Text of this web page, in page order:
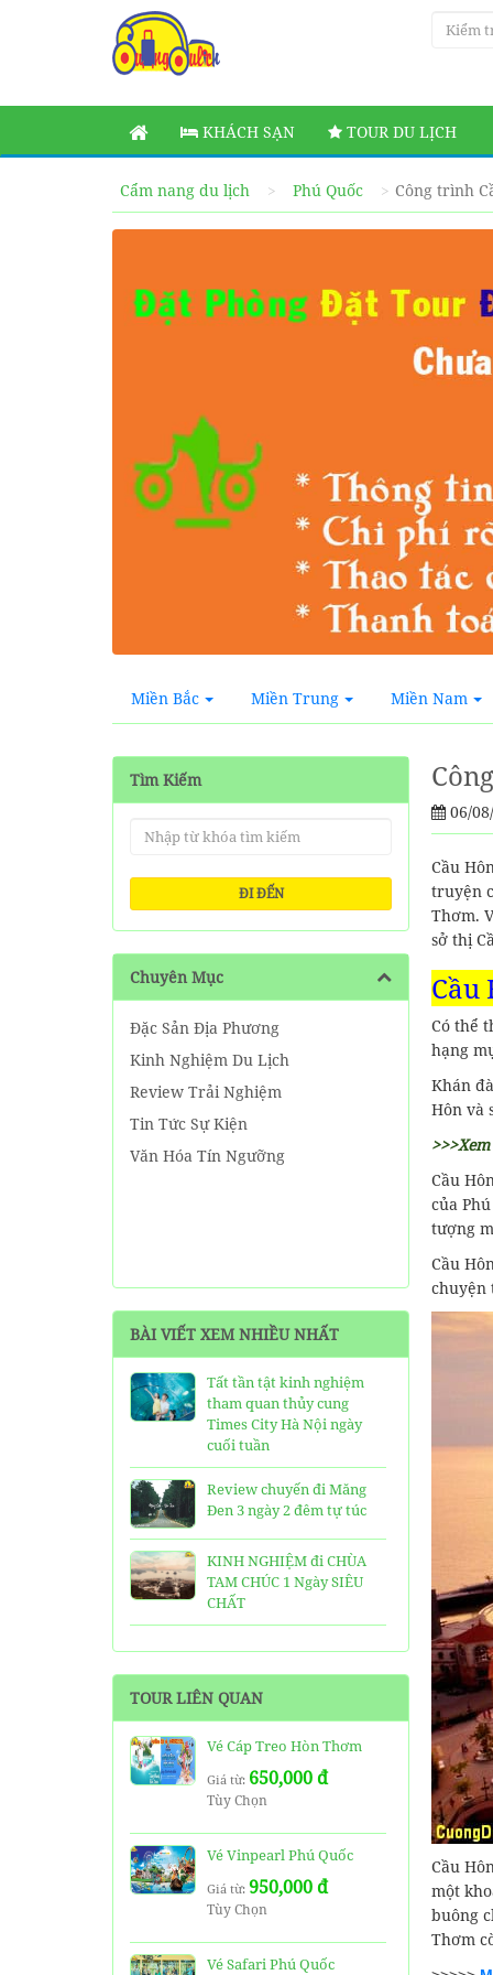
KHÁCH SẠN TOUR DU LỊCH
Cẩm nang du lịch Phú Quốc Công trình
Miền Bắc Miền Trung Miền Nam
Tìm Kiếm
ĐI ĐẾN
Chuyên Mục
Đặc Sản Địa Phương
Kinh Nghiệm Du Lịch
Review Trải Nghiệm
Tin Tức Sự Kiện
Văn Hóa Tín Ngưỡng
BÀI VIẾT XEM NHIỀU NHẤT
Tất tần tật kinh nghiệm
tham quan thủy cung
Times City Hà Nội ngày
cuối tuần
Review chuyến đi Măng
Đen 3 ngày 2 đêm tự túc
KINH NGHIỆM đi CHÙA
TAM CHÚC 1 Ngày SIÊU
CHẤT
25 Ngôi Chùa ở Sài Gòn
TOP 16 địa điểm du lịch
HẤP DẪN nhất việt nam:
Bạn đã đi được những nơi
nào?
cáp treo Núi Bà Đen Tây
Ninh
HƯỚNG DẪN đi du lịch
TOUR LIÊN QUAN
Vé Cáp Treo Hòn Thơm
Giá từ: 650,000 đ
Tùy Chọn
Vé Vinpearl Phú Quốc
Giá từ: 950,000 đ
Tùy Chọn
Vé Safari Phú Quốc
06/
Cầu
truyện
Thơm.
sở thị
Cầu
Có thể
hạng
Khán
Hôn và
Cầu
của
tượng
Cầu
chuyện
Cầu
một
buông
Thơm